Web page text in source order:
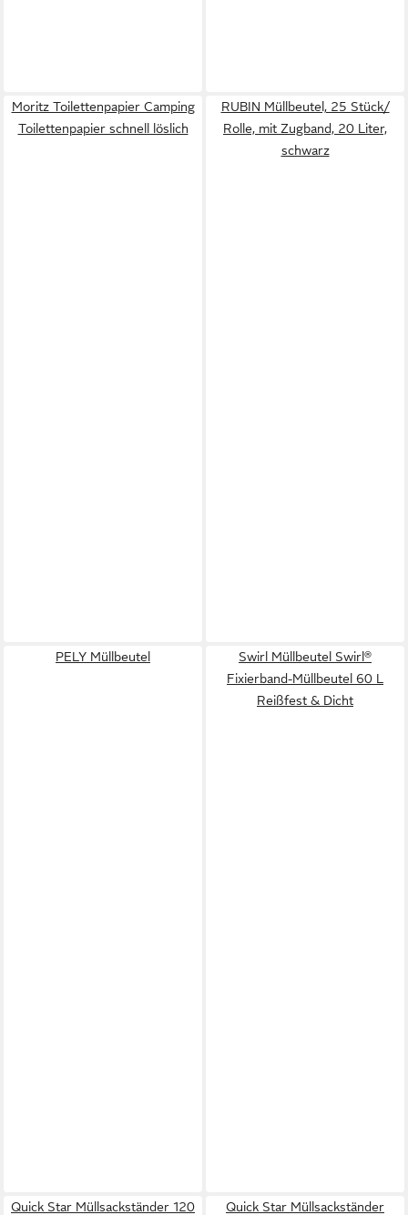
Moritz Toilettenpapier Camping
Toilettenpapier schnell löslich
RUBIN Müllbeutel, 25 Stück/
Rolle, mit Zugband, 20 Liter,
schwarz
PELY Müllbeutel
Swirl Müllbeutel Swirl®
Fixierband-Müllbeutel 60 L
Reißfest & Dicht
Quick Star Müllsackständer 120
Quick Star Müllsackständer